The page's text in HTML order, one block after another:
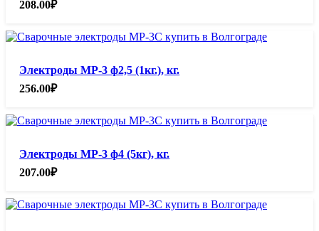
208.00₽
Электроды МР-3 ф2,5 (1кг.), кг.
256.00₽
Электроды МР-3 ф4 (5кг), кг.
207.00₽